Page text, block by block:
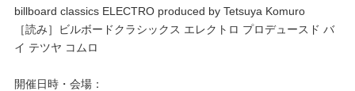
billboard classics ELECTRO produced by Tetsuya Komuro
［読み］ビルボードクラシックス エレクトロ プロデュースド バ
イ テツヤ コムロ
開催日時・会場：